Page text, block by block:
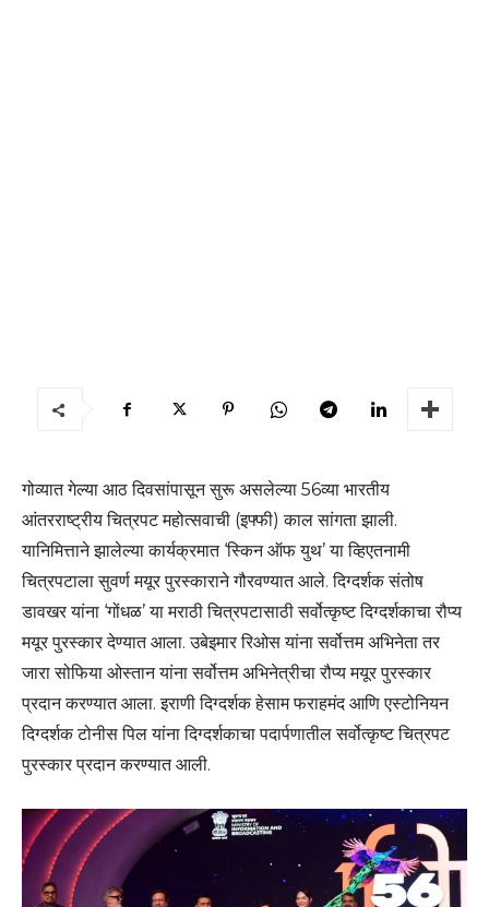
गोव्यात गेल्या आठ दिवसांपासून सुरू असलेल्या 56व्या भारतीय
आंतरराष्ट्रीय चित्रपट महोत्सवाची (इफ्फी) काल सांगता झाली.
यानिमित्ताने झालेल्या कार्यक्रमात ‘स्किन ऑफ युथ’ या व्हिएतनामी
चित्रपटाला सुवर्ण मयूर पुरस्काराने गौरवण्यात आले. दिग्दर्शक संतोष
डावखर यांना ‘गोंधळ’ या मराठी चित्रपटासाठी सर्वोत्कृष्ट दिग्दर्शकाचा रौप्य
मयूर पुरस्कार देण्यात आला. उबेइमार रिओस यांना सर्वोत्तम अभिनेता तर
जारा सोफिया ओस्तान यांना सर्वोत्तम अभिनेत्रीचा रौप्य मयूर पुरस्कार
प्रदान करण्यात आला. इराणी दिग्दर्शक हेसाम फराहमंद आणि एस्टोनियन
दिग्दर्शक टोनीस पिल यांना दिग्दर्शकाचा पदार्पणातील सर्वोत्कृष्ट चित्रपट
पुरस्कार प्रदान करण्यात आली.